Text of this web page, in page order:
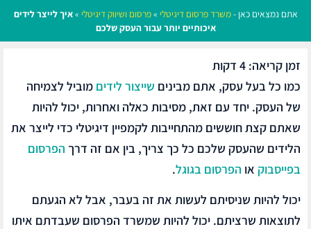
אתם נמצאים כאן -משרד פרסום דיגיטלי »פרסום ושיווק דיגיטלי »איך לייצר לידים
איכותיים יותר עבור העסק שלכם
זמן קריאה: 4 דקות
כמו כל בעל עסק, אתם מבינים שייצור לידים מוביל לצמיחה
של העסק. יחד עם זאת, מסיבות כאלה ואחרות, יכול להיות
שאתם קצת חוששים מהתחייבות לקמפיין דיגיטלי כדי לייצר את
הלידים שהעסק שלכם כל כך צריך, בין אם זה דרך הפרסום
בפייסבוק או הפרסום בגוגל.
יכול להיות שניסיתם לעשות את זה בעבר, אבל לא הגעתם
לתוצאות שרציתם. יכול להיות שמשרד הפרסום שעבדתם איתו